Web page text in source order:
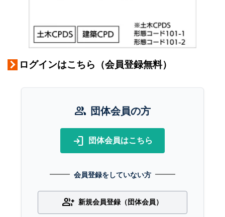
ログインはこちら（会員登録無料）
group 団体会員の方
login 団体会員はこちら
会員登録をしていない方
group_add 新規会員登録（団体会員）